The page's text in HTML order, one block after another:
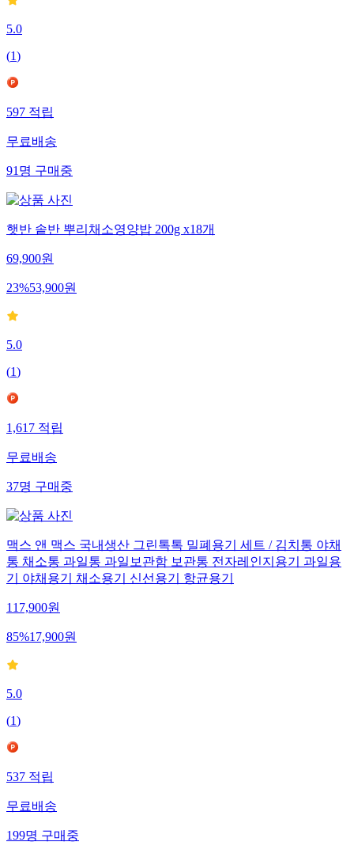
5.0
(1)
597적립
무료배송
91명구매중
햇반 솥반 뿌리채소영양밥 200g x18개
69,900원
23%53,900원
5.0
(1)
1,617적립
무료배송
37명구매중
맥스 앤 맥스 국내생산 그린톡톡 밀폐용기 세트 / 김치통 야채
통 채소통 과일통 과일보관함 보관통 전자레인지용기 과일용
기 야채용기 채소용기 신선용기 항균용기
117,900원
85%17,900원
5.0
(1)
537적립
무료배송
199명구매중